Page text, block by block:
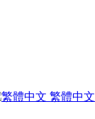
繁體中文